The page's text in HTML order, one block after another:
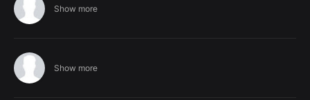
Show more
Show more